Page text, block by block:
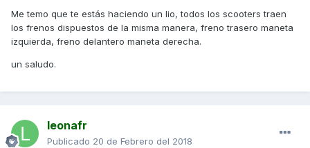
Me temo que te estás haciendo un lio, todos los scooters traen
los frenos dispuestos de la misma manera, freno trasero maneta
izquierda, freno delantero maneta derecha.
un saludo.
leonafr
Publicado 20 de Febrero del 2018